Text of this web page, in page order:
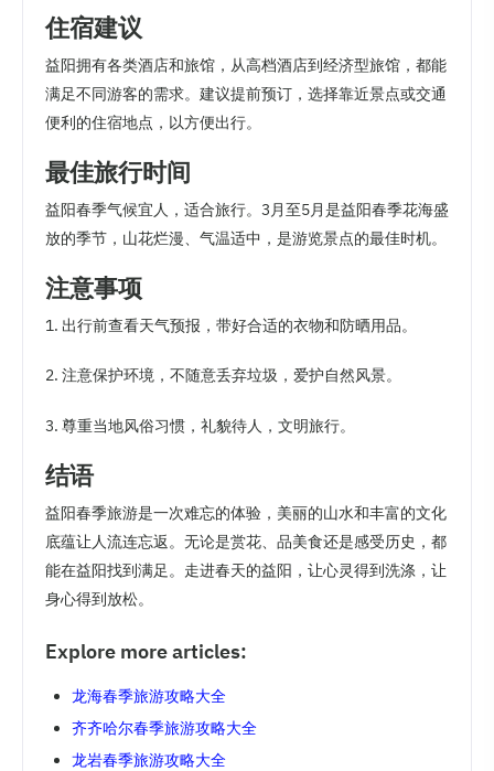
住宿建议
益阳拥有各类酒店和旅馆，从高档酒店到经济型旅馆，都能
满足不同游客的需求。建议提前预订，选择靠近景点或交通
便利的住宿地点，以方便出行。
最佳旅行时间
益阳春季气候宜人，适合旅行。3月至5月是益阳春季花海盛
放的季节，山花烂漫、气温适中，是游览景点的最佳时机。
注意事项
1. 出行前查看天气预报，带好合适的衣物和防晒用品。
2. 注意保护环境，不随意丢弃垃圾，爱护自然风景。
3. 尊重当地风俗习惯，礼貌待人，文明旅行。
结语
益阳春季旅游是一次难忘的体验，美丽的山水和丰富的文化
底蕴让人流连忘返。无论是赏花、品美食还是感受历史，都
能在益阳找到满足。走进春天的益阳，让心灵得到洗涤，让
身心得到放松。
Explore more articles:
龙海春季旅游攻略大全
齐齐哈尔春季旅游攻略大全
龙岩春季旅游攻略大全